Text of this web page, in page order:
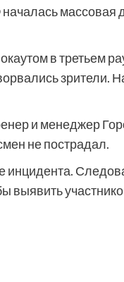
в третьем
зрители.
и менеджер
не пострадал.
выявить